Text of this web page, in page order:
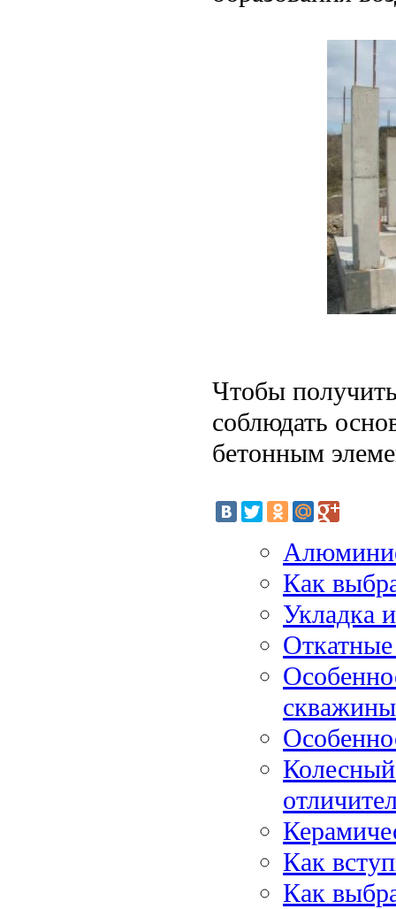
Чтобы
соблюдать
бетонным
Как
Укладка
скважины
Как
Как